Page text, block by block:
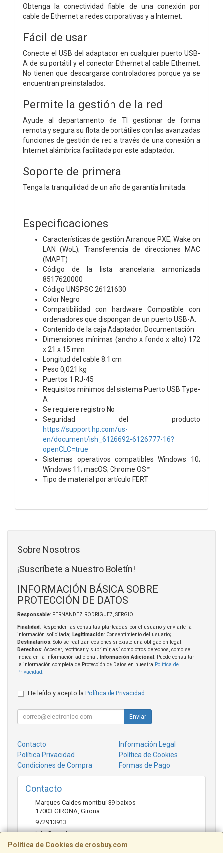
Obtenga la conectividad fiable de una conexión por
cable de Ethernet a redes corporativas y a Internet.
Fácil de usar
Conecte el USB del adaptador en cualquier puerto USB-
A de su portátil y el conector Ethernet al cable Ethernet.
No tienen que descargarse controladores porque ya se
encuentran preinstalados.
Permite la gestión de la red
Ayude al departamento de TI gestionar de forma
remota y segura su flota de portátiles con las avanzadas
funciones de gestión de red a través de una conexión a
Internet alámbrica facilitada por este adaptador.
Soporte de primera
Tenga la tranquilidad de un año de garantía limitada.
Especificaciones
Características de gestión Arranque PXE; Wake on
LAN (WoL); Transferencia de direcciones MAC
(MAPT)
Código de la lista arancelaria armonizada
8517620000
Código UNSPSC 26121630
Color Negro
Compatibilidad con hardware Compatible con
ordenadores que dispongan de un puerto USB-A.
Contenido de la caja Adaptador; Documentación
Dimensiones mínimas (ancho x fondo x alto) 172
x 21 x 15 mm
Longitud del cable 8.1 cm
Peso 0,021 kg
Puertos 1 RJ-45
Requisitos mínimos del sistema Puerto USB Type-
A
Se requiere registro No
Seguridad del producto
https://support.hp.com/us-
en/document/ish_6126692-6126777-16?
openCLC=true
Sistemas operativos compatibles Windows 10;
Windows 11; macOS; Chrome OS™
Tipo de material por artículo FERT
Política de Cookies de crosbuy.com
Sobre Nosotros
¡Suscríbete a Nuestro Boletín!
INFORMACIÓN BÁSICA SOBRE
PROTECCIÓN DE DATOS
Responsable: FERNANDEZ RODRIGUEZ, SERGIO
Finalidad: Responder las consultas planteadas por el usuario y enviarle la
información solicitada; Legitimación: Consentimiento del usuario;
Destinatarios: Solo se realizan cesiones si existe una obligación legal;
Derechos: Acceder, rectificar y suprimir, así como otros derechos, como se
indica en la información adicional;
Información Adicional : Puede consultar
la información completa de Protección de Datos en nuestra Política de
Privacidad
He leído y acepto la Política de Privacidad
Enviar
Contacto
Información Legal
Política Privacidad
Política de Cookies
Condiciones de Compra
Formas de Pago
Contacto
Marques Caldes montbui 39 baixos
17003 GIRONA Girona
972913913
info@crosbuy.com